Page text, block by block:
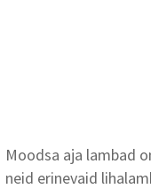
Moodsa aja lambad
neid erinevaid